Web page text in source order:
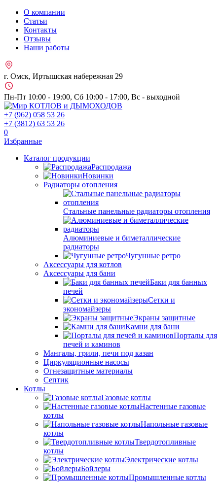
О компании
Статьи
Контакты
Отзывы
Наши работы
г. Омск, Иртышская набережная 29
Пн-Пт 10:00 - 19:00, Сб 10:00 - 17:00, Вс - выходной
+7 (962) 058 53 26
+7 (3812) 63 53 26
0
Избранные
Каталог продукции
Распродажа
Новинки
Радиаторы отопления
Стальные панельные радиаторы отопления
Алюминиевые и биметаллические
радиаторы
Чугунные ретро
Аксессуары для котлов
Аксессуары для бани
Баки для банных
печей
Сетки и
экономайзеры
Экраны защитные
Камни для бани
Порталы для
печей и каминов
Мангалы, грили, печи под казан
Циркуляционные насосы
Огнезащитные материалы
Септик
Котлы
Газовые котлы
Настенные газовые
котлы
Напольные газовые
котлы
Твердотопливные
котлы
Электрические котлы
Бойлеры
Промышленные котлы